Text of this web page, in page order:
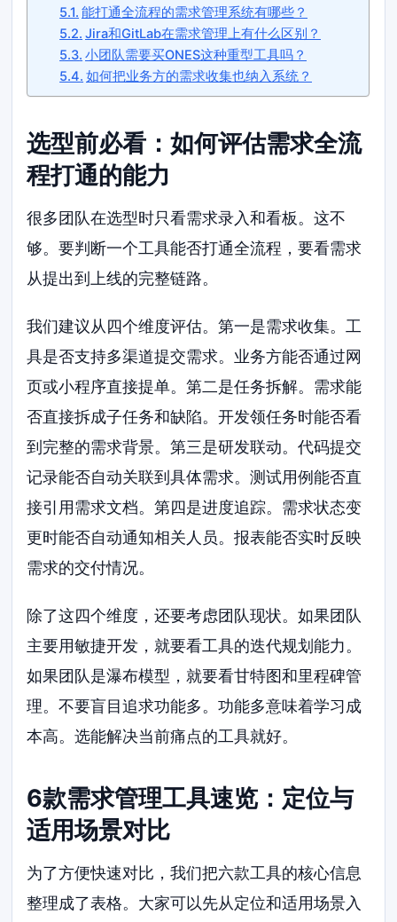
能打通全流程的需求管理系统有哪些？
Jira和GitLab在需求管理上有什么区别？
小团队需要买ONES这种重型工具吗？
如何把业务方的需求收集也纳入系统？
选型前必看：如何评估需求全流
程打通的能力
很多团队在选型时只看需求录入和看板。这不
够。要判断一个工具能否打通全流程，要看需求
从提出到上线的完整链路。
我们建议从四个维度评估。第一是需求收集。工
具是否支持多渠道提交需求。业务方能否通过网
页或小程序直接提单。第二是任务拆解。需求能
否直接拆成子任务和缺陷。开发领任务时能否看
到完整的需求背景。第三是研发联动。代码提交
记录能否自动关联到具体需求。测试用例能否直
接引用需求文档。第四是进度追踪。需求状态变
更时能否自动通知相关人员。报表能否实时反映
需求的交付情况。
除了这四个维度，还要考虑团队现状。如果团队
主要用敏捷开发，就要看工具的迭代规划能力。
如果团队是瀑布模型，就要看甘特图和里程碑管
理。不要盲目追求功能多。功能多意味着学习成
本高。选能解决当前痛点的工具就好。
6款需求管理工具速览：定位与
适用场景对比
为了方便快速对比，我们把六款工具的核心信息
整理成了表格。大家可以先从定位和适用场景入